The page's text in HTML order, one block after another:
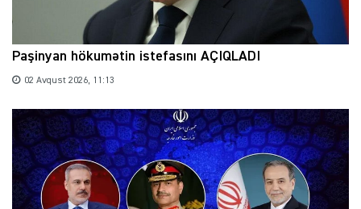
Paşinyan hökumətin istefasını AÇIQLADI
02 Avqust 2026, 11:13